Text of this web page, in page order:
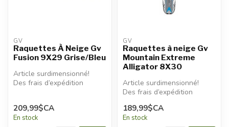
GV
Raquettes À Neige Gv
Fusion 9X29 Grise/Bleu
Article surdimensionné!
Des frais d’expédition
appliqués.
209,99$CA
En stock
GV
Raquettes à neige Gv
Mountain Extreme
Alligator 8X30
Article surdimensionné!
Des frais d’expédition
additionnels seront
appliqués...
189,99$CA
En stock